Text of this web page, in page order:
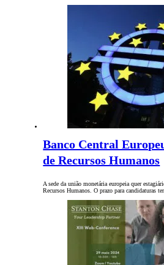
Banco Central
de Recursos Humanos
A sede da união monetária europeia quer
Recursos Humanos. O prazo para candidaturas